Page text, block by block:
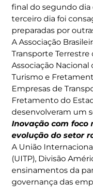
final do segundo dia
terceiro dia foi
preparadas por
A Associação
Transporte Terrestre
Associação
Turismo e
Empresas de
Fretamento do
desenvolveram um
Inovação com foco
evolução do setor
A União
(UITP), Divisão
ensinamentos da
governança das